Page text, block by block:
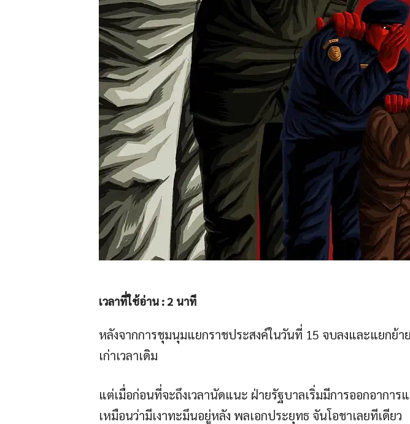
เวลาที่ใช้อ่าน :2 นาที
หลังจากการชุมนุมแยกราชประสงค์ในวันที่ 15 จบลงและแยกย้
เก่าเวลาเดิม
แต่เมื่อก่อนที่จะถึงเวลานัดแนะ ฝ่ายรัฐบาลเริ่มมีการออกอาก
เหมือนว่ามีเงาทะมึนอยู่หลัง พลเอกประยุทธ จันโอชาเลยทีเดียว